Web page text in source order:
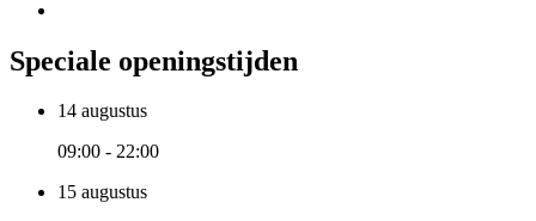
Speciale openingstijden
14 augustus
09:00 - 22:00
15 augustus